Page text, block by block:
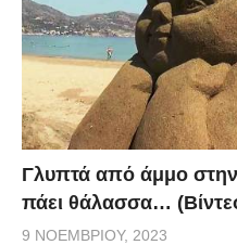
Γλυπτά από άμμο
πάει θάλασσα…
9 ΝΟΕΜΒΡΊΟΥ, 2023